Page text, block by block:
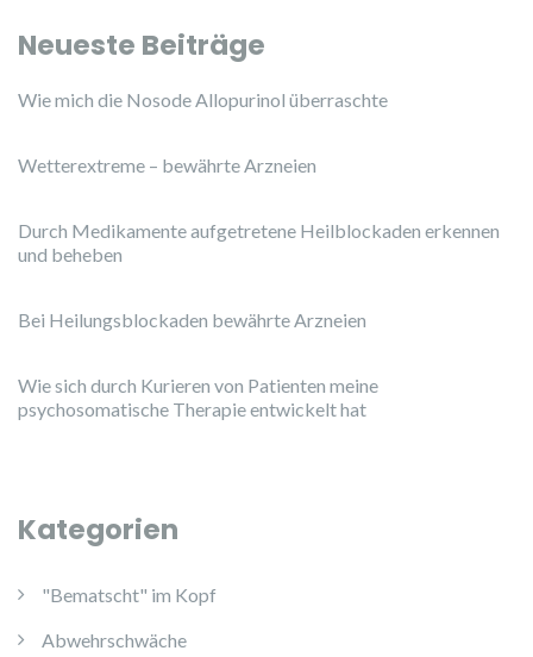
Neueste Beiträge
Wie mich die Nosode Allopurinol überraschte
Wetterextreme – bewährte Arzneien
Durch Medikamente aufgetretene Heilblockaden erkennen
und beheben
Bei Heilungsblockaden bewährte Arzneien
Wie sich durch Kurieren von Patienten meine
psychosomatische Therapie entwickelt hat
Kategorien
"Bematscht" im Kopf
Abwehrschwäche